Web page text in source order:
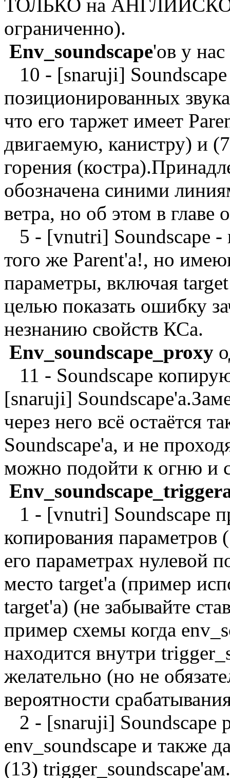
ТОЛЬКО на
ограниченно).
Env_soundscape'ов у
10 - [snaruji]
позиционированных
что его таржет имеет
двигаемую, канистру) и
горения
обозначена синими
ветра, но об этом в главе
5 - [vnutri] Soundscape -
того же Parent'а!, но
параметры, включая
целью показать ошибку
незнанию свойств КСа.
Env_soundscape_proxy
11 - Soundscape
[snaruji]
через него всё остаётся
Soundscape'а, и не
можно подойти к огню и
1 - [vnutri] Soundscape
копирования
его параметрах нулевой
место target'а (пример
target'а) (не забывайте
пример схемы когда
находится внутри
желательно (но не
вероятности
2 - [snaruji] Soundscape
env_soundscape и также
(13)